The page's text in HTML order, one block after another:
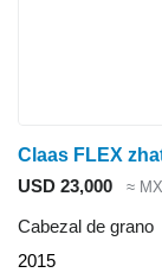
Claas FLEX
USD 23,000
≈
Cabezal de grano
2015